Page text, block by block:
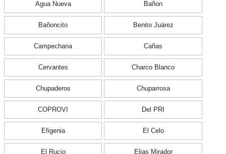
Agua Nueva Bañon
Bañoncito Benito Juárez
Campechana Cañas
Cervantes Charco Blanco
Chupaderos Chuparrosa
COPROVI Del PRI
Efigenia El Celo
El Rucio Elias Mirador